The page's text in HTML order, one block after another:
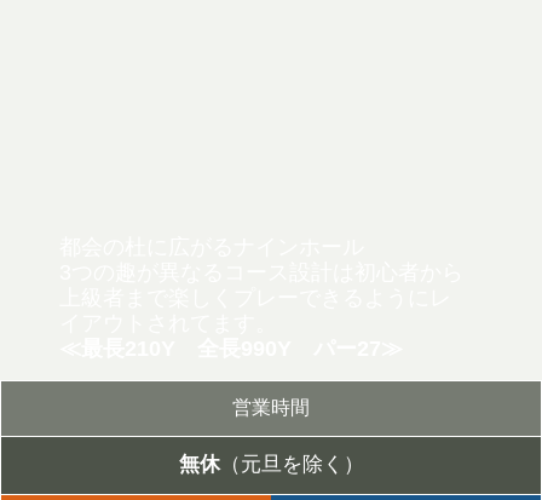
営業時間
無休（元旦を除く）